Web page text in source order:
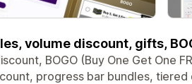
volume discount, gifts,
BOGO (Buy One Get One
progress bar bundles, tiered